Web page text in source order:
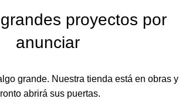
proyectos por
anunciar
grande. Nuestra tienda está en obras y
abrirá sus puertas.